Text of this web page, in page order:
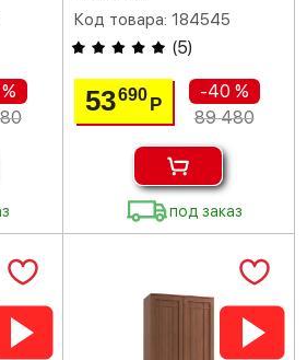
Код товара: 184545
(5)
53690 Р
-40 %
89 480
под заказ